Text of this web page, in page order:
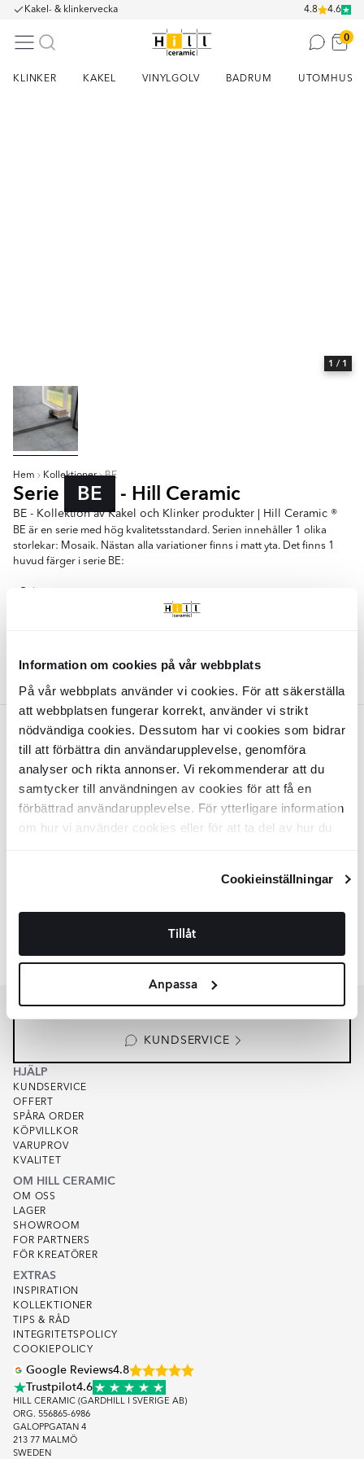
Information om cookies på vår webbplats
På vår webbplats använder vi cookies. För att säkerställa
att webbplatsen fungerar korrekt, använder vi strikt
nödvändiga cookies. Dessutom har vi cookies som bidrar
till att förbättra din användarupplevelse, genomföra
analyser och rikta annonser. Vi rekommenderar att du
samtycker till användningen av cookies för att få en
förbättrad användarupplevelse. För ytterligare information
om hur vi använder cookies eller för att ta del av hur du
Cookieinställningar
Tillåt
Anpassa
Kakel- & klinkervecka 4.8 4.6
0
KLINKER KAKEL VINYLGOLV BADRUM UTOMHUS
Hem Kollektioner BE
Serie BE - Hill Ceramic
BE - Kollektion av Kakel och Klinker produkter | Hill Ceramic ®
BE är en serie med hög kvalitetsstandard. Serien innehåller 1 olika
storlekar: Mosaik. Nästan alla variationer finns i matt yta. Det finns 1
huvud färger i serie BE:
Färger:
Grå
1 / 1
Grå
OUTLET
Mosaik KlinkerBE Grå 30x30 (5x5)
KLV2024
Matt
Liknande kollektioner
GRANITT
of
KUNDSERVICE
HJÄLP
KUNDSERVICE
OFFERT
SPÅRA ORDER
KÖPVILLKOR
VARUPROV
KVALITET
OM HILL CERAMIC
OM OSS
LAGER
SHOWROOM
FOR PARTNERS
FÖR KREATÖRER
EXTRAS
INSPIRATION
KOLLEKTIONER
TIPS & RÅD
INTEGRITETSPOLICY
COOKIEPOLICY
Google Reviews4.8
Trustpilot4.6
HILL CERAMIC (GARDHILL I SVERIGE AB)
ORG. 556865-6986
GALOPPGATAN 4
213 77 MALMÖ
SWEDEN